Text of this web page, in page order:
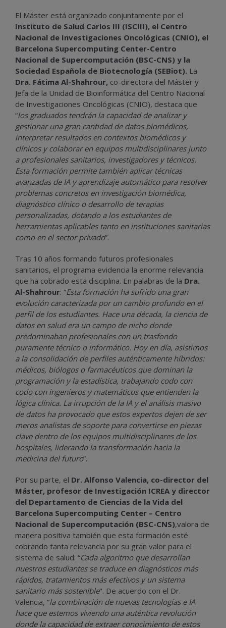
El Máster está organizado conjuntamente por el
Instituto de Salud Carlos III (ISCIII), el Centro
Nacional de Investigaciones Oncológicas (CNIO), el
Barcelona Supercomputing Center-Centro
Nacional de Supercomputación (BSC-CNS) y la
Sociedad Española de Biotecnología (SEBiot). La
Dra. Fátima Al-Shahrour, co-directora del Máster y
Jefa de la Unidad de Bioinformática del Centro Nacional
de Investigaciones Oncológicas (CNIO), destaca que
“los graduados tendrán la capacidad de analizar y
gestionar una gran cantidad de datos biomédicos,
interpretar resultados en contextos biomédicos y
clínicos y colaborar en equipos multidisciplinares junto
a profesionales sanitarios, investigadores y técnicos.
Esta formación permite también aplicar técnicas
avanzadas de IA y aprendizaje automático para resolver
problemas concretos en investigación biomédica,
diagnóstico clínico o desarrollo de terapias
personalizadas, dotando a los estudiantes de
herramientas aplicables tanto en instituciones sanitarias
como en el sector privado”.
Tras 10 años formando futuros profesionales
sanitarios, el programa evidencia la enorme relevancia
que ha cobrado esta disciplina. En palabras de la Dra.
Al-Shahrour: “Esta formación ha sufrido una gran
evolución caracterizada por un cambio profundo en el
perfil de los estudiantes. Hace una década, la ciencia de
datos en salud era un campo de nicho donde
predominaban profesionales con un trasfondo
puramente técnico o informático. Hoy en día, asistimos
a la consolidación de perfiles auténticamente híbridos:
médicos, biólogos o farmacéuticos que dominan la
programación y la estadística, trabajando codo con
codo con ingenieros y matemáticos que entienden la
lógica clínica. La irrupción de la IA y el análisis masivo
de datos ha provocado que estos expertos dejen de ser
meros analistas de soporte para convertirse en piezas
clave dentro de los equipos multidisciplinares de los
hospitales, liderando la transformación hacia la
medicina del futuro”.
Por su parte, el Dr. Alfonso Valencia, co-director del
Máster, profesor de Investigación ICREA y director
del Departamento de Ciencias de la Vida del
Barcelona Supercomputing Center – Centro
Nacional de Supercomputación (BSC-CNS),valora de
manera positiva también que esta formación esté
cobrando tanta relevancia por su gran valor para el
sistema de salud: “Cada algoritmo que desarrollan
nuestros estudiantes se traduce en diagnósticos más
rápidos, tratamientos más efectivos y un sistema
sanitario más sostenible". De acuerdo con el Dr.
Valencia, “la combinación de nuevas tecnologías e IA
hace que estemos viviendo una auténtica revolución
donde la capacidad de extraer conocimiento de estos